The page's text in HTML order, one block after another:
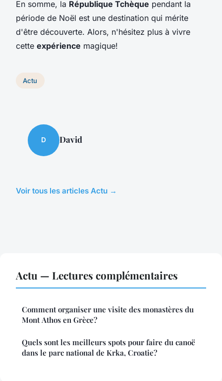
En somme, la République Tchèque pendant la
période de Noël est une destination qui mérite
d'être découverte. Alors, n'hésitez plus à vivre
cette expérience magique!
Actu
D David
Voir tous les articles Actu →
Actu — Lectures complémentaires
Comment organiser une visite des monastères du
Mont Athos en Grèce?
Quels sont les meilleurs spots pour faire du canoë
dans le parc national de Krka, Croatie?